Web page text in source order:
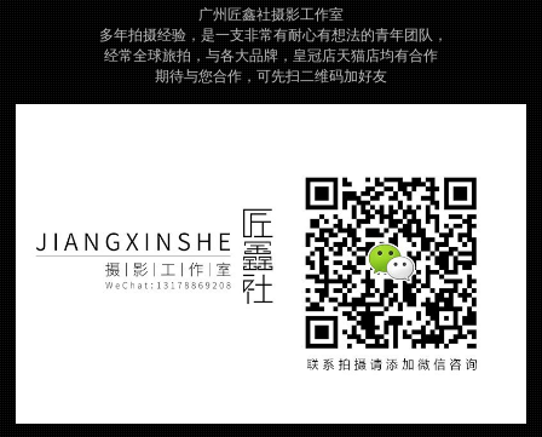
广州匠鑫社摄影工作室
多年拍摄经验，是一支非常有耐心有想法的青年团队，
经常全球旅拍，与各大品牌，皇冠店天猫店均有合作
期待与您合作，可先扫二维码加好友